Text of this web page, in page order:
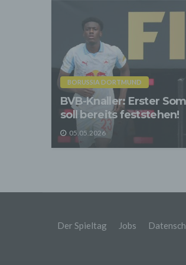
BORUSSIA DORTMUND
BVB-Knaller: Erster
soll bereits feststehen!
05.05.2026
Der Spieltag Jobs